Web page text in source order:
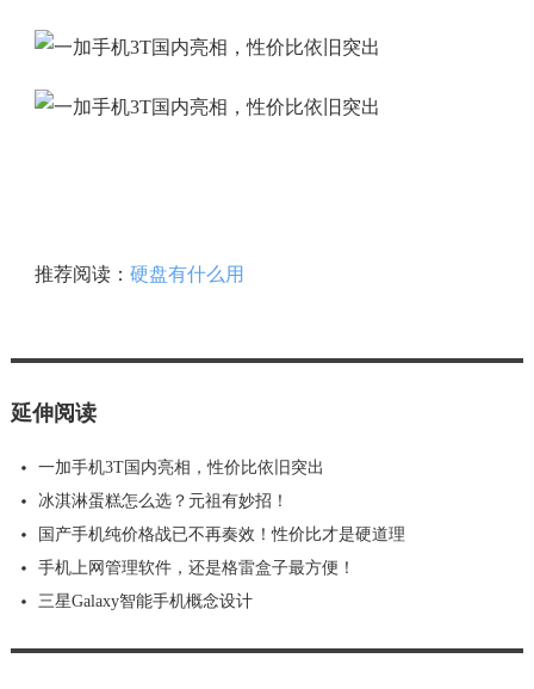
推荐阅读： 硬盘有什么用
延伸阅读
一加手机3T国内亮相，性价比依旧突出
冰淇淋蛋糕怎么选？元祖有妙招！
国产手机纯价格战已不再奏效！性价比才是硬道理
手机上网管理软件，还是格雷盒子最方便！
三星Galaxy智能手机概念设计